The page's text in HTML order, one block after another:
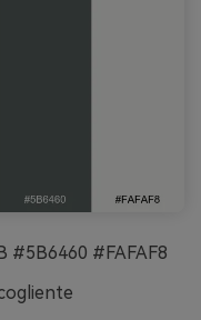
#5B6460 #FAFAF8